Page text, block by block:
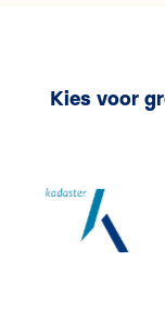
Kies voor